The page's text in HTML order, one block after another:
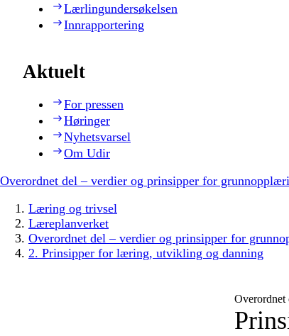
Lærlingundersøkelsen
Innrapportering
Aktuelt
For pressen
Høringer
Nyhetsvarsel
Om Udir
Overordnet del – verdier og prinsipper for
Læring og trivsel
Læreplanverket
Overordnet del – verdier og prinsipper for
2. Prinsipper for læring, utvikling og danning
Overordnet